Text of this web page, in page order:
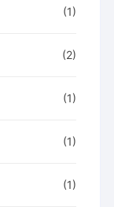
(1)
(2)
(1)
(1)
(1)